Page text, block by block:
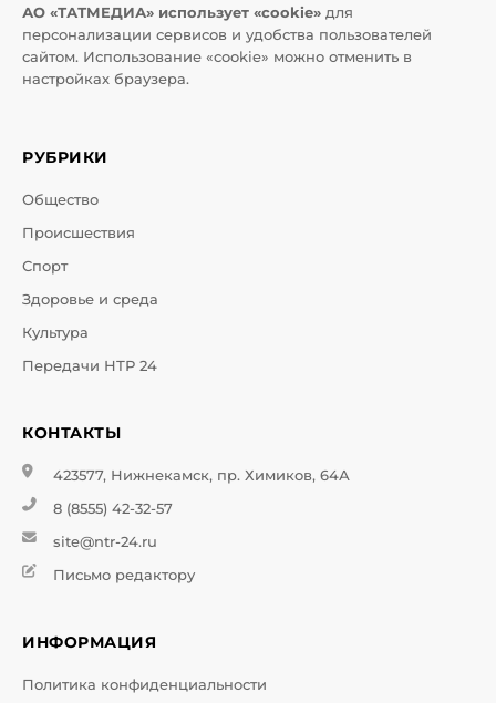
АО «ТАТМЕДИА» использует «cookie» для
персонализации сервисов и удобства пользователей
сайтом. Использование «cookie» можно отменить в
настройках браузера.
РУБРИКИ
Общество
Происшествия
Спорт
Здоровье и среда
Культура
Передачи НТР 24
КОНТАКТЫ
423577, Нижнекамск, пр. Химиков, 64А
8 (8555) 42-32-57
site@ntr-24.ru
Письмо редактору
ИНФОРМАЦИЯ
Политика конфиденциальности